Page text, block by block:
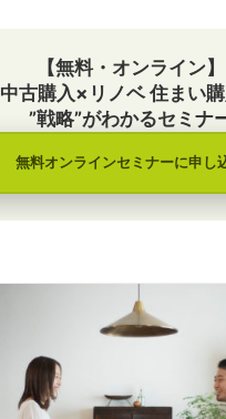
【無料・オンライン】
中古購入×リノベ 住まい
”戦略”がわかるセミナ
無料オンラインセミナーに申し